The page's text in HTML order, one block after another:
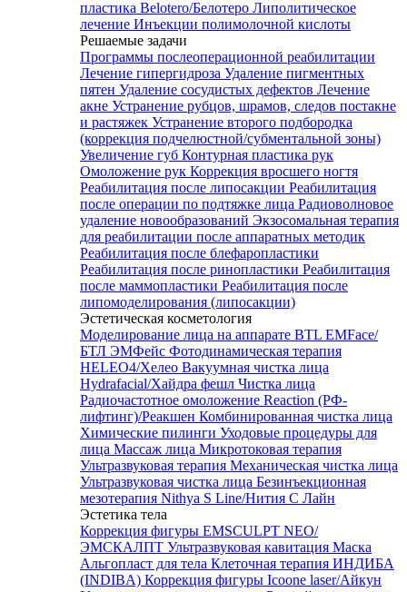
пластика Belotero/Белотеро Липолитическое
лечение Инъекции полимолочной кислоты
Решаемые задачи
Программы послеоперационной реабилитации
Лечение гипергидроза Удаление пигментных
пятен Удаление сосудистых дефектов Лечение
акне Устранение рубцов, шрамов, следов постакне
и растяжек Устранение второго подбородка
(коррекция подчелюстной/субментальной зоны)
Увеличение губ Контурная пластика рук
Омоложение рук Коррекция вросшего ногтя
Реабилитация после липосакции Реабилитация
после операции по подтяжке лица Радиоволновое
удаление новообразований Экзосомальная терапия
для реабилитации после аппаратных методик
Реабилитация после блефаропластики
Реабилитация после ринопластики Реабилитация
после маммопластики Реабилитация после
липомоделирования (липосакции)
Эстетическая косметология
Моделирование лица на аппарате BTL EMFace/
БТЛ ЭМФейс Фотодинамическая терапия
HELEO4/Хелео Вакуумная чистка лица
Hydrafacial/Хайдра фешл Чистка лица
Радиочастотное омоложение Reaction (РФ-
лифтинг)/Реакшен Комбинированная чистка лица
Химические пилинги Уходовые процедуры для
лица Массаж лица Микротоковая терапия
Ультразвуковая терапия Механическая чистка лица
Ультразвуковая чистка лица Безинъекционная
мезотерапия Nithya S Line/Нития С Лайн
Эстетика тела
Коррекция фигуры EMSCULPT NEO/
ЭМСКАЛПТ Ультразвуковая кавитация Маска
Альгопласт для тела Клеточная терапия ИНДИБА
(INDIBA) Коррекция фигуры Icoone laser/Айкун